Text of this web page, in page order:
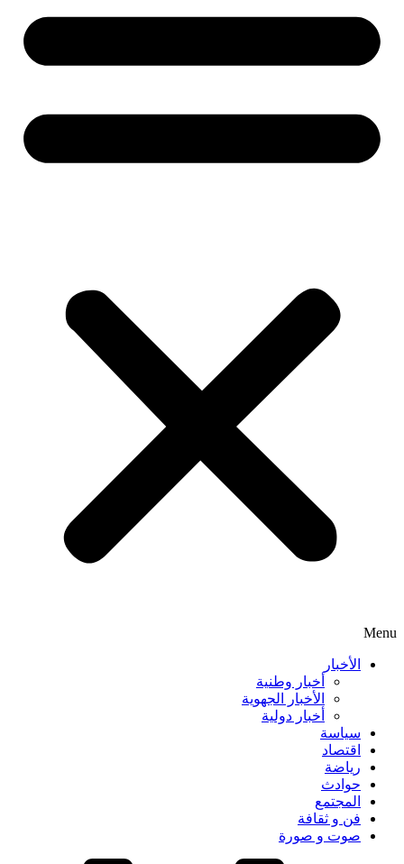
Menu
الأخبار
أخبار وطنية
الأخبار الجهوية
أخبار دولية
سياسة
اقتصاد
رياضة
حوادث
المجتمع
فن و ثقافة
صوت و صورة